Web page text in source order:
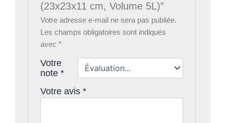
(23x23x11 cm, Volume 5L)”
Votre adresse e-mail ne sera pas publiée.
Les champs obligatoires sont indiqués
avec*
Votre
note*
Votre avis*